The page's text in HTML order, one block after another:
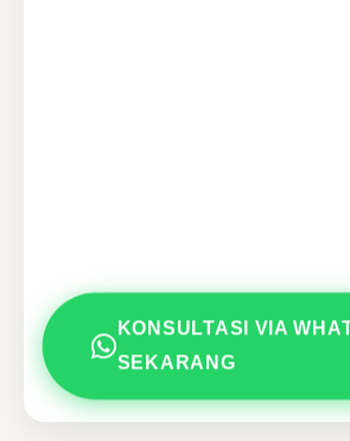
KONSULTASI VIA
SEKARANG